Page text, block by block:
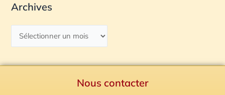
Archives
Nous contacter